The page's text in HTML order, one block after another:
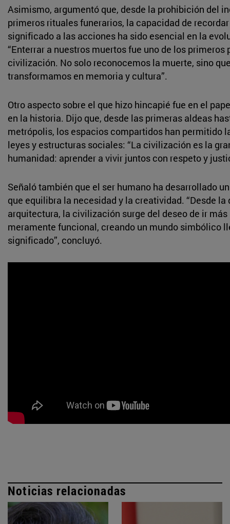
Asimismo, argumentó que, desde la prohibición del
primeros rituales funerarios, la capacidad de
significado a las acciones ha sido esencial en la
“Enterrar a nuestros muertos fue uno de los primeros
civilización. No solo reconocemos la muerte, sino
transformamos en memoria y cultura”.
Otro aspecto sobre el que hizo hincapié fue en el
en la historia. Dijo que, desde las primeras aldeas
metrópolis, los espacios compartidos han permitido
leyes y estructuras sociales: “La civilización es la
humanidad: aprender a vivir juntos con respeto y
Señaló también que el ser humano ha desarrollado
que equilibra la necesidad y la creatividad. “Desde la
arquitectura, la civilización surge del deseo de ir más
meramente funcional, creando un mundo simbólico
significado”, concluyó.
Noticias relacionadas